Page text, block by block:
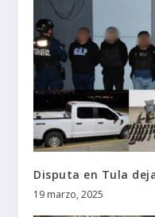
Disputa en Tula
19 marzo, 2025